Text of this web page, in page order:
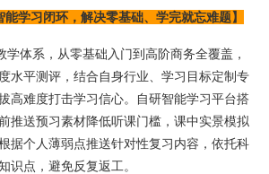
能学习闭环，解决零基础、学完就忘难题】
学体系，从零基础入门到高阶商务全覆盖，
水平测评，结合自身行业、学习目标定制专
高难度打击学习信心。自研智能学习平台搭
推送预习素材降低听课门槛，课中实景模拟
据个人薄弱点推送针对性复习内容，依托科
识点，避免反复返工。